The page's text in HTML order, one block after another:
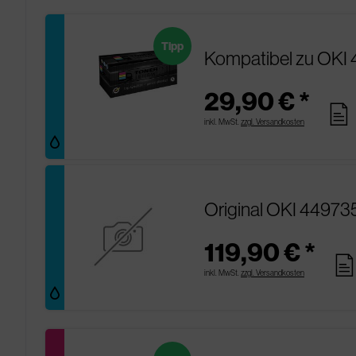
Kompatibel zu OKI
29,90 € *
inkl. MwSt. zzgl. Versandkosten
Tipp
pages
Original OKI
119,90 € *
inkl. MwSt. zzgl. Versandkosten pages